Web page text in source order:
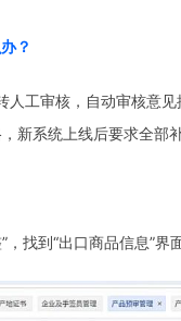
？
工审核，自动审核意
新系统上线后要求全部
找到“出口商品信息”界